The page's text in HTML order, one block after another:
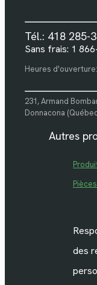
Tél.: 418 285-
Sans frais: 1
Heures d'ouverture:
231, Armand
Donnacona
Autres
des